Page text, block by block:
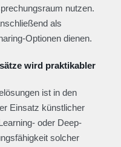
nutzen.
als
Optionen dienen.
wird praktikabler
ist in den
Einsatz künstlicher
oder Deep-
solcher